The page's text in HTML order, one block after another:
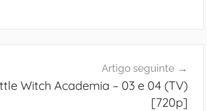
Artigo seguinte
Witch Academia – 03 e 04 (TV)
[720p]